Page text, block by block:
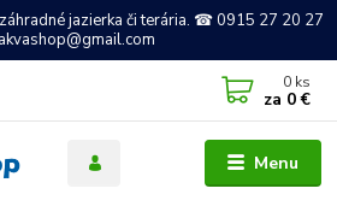
jazierka či terária. ☎ 0915 27 20 27
Menu
0 ks
za 0 €